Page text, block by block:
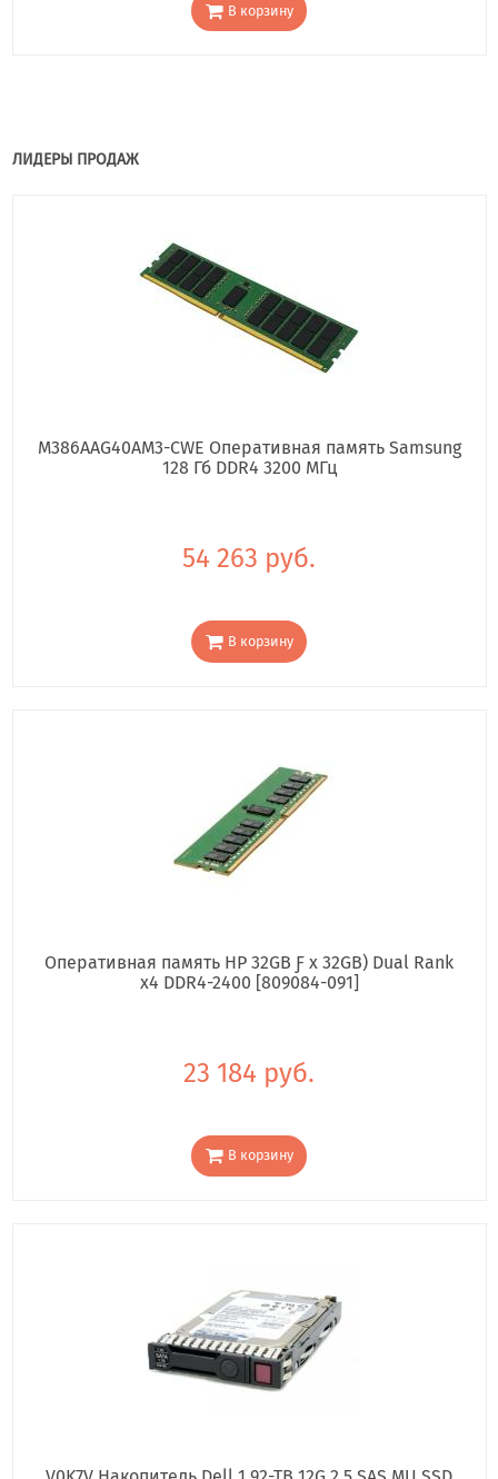
В корзину
ЛИДЕРЫ ПРОДАЖ
M386AAG40AM3-CWE Оперативная память Samsung
128 Гб DDR4 3200 МГц
54 263 руб.
В корзину
Оперативная память HP 32GB Ƒ x 32GB) Dual Rank
x4 DDR4-2400 [809084-091]
23 184 руб.
В корзину